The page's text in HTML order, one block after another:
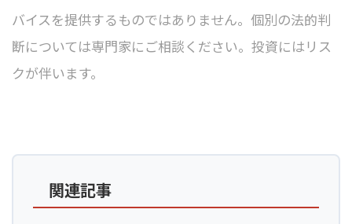
バイスを提供するものではありません。個別の法的判
断については専門家にご相談ください。投資にはリス
クが伴います。
関連記事